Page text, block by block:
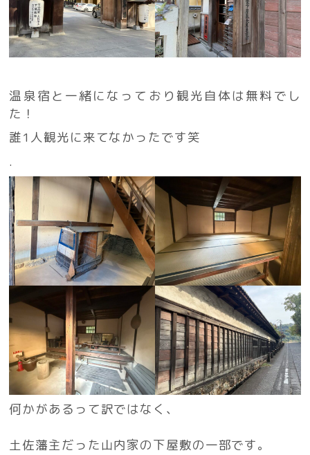
温泉宿と一緒になっており観光自体は無料でし
た！
誰1人観光に来てなかったです笑
.
何かがあるって訳ではなく、
土佐藩主だった山内家の下屋敷の一部です。